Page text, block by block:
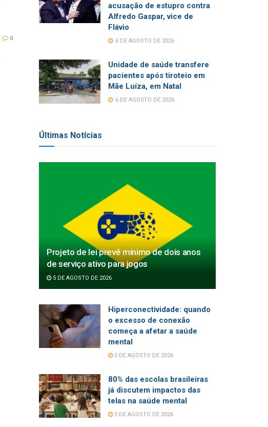
0
acusação de estupro contra
Alfredo Gaspar, vice de
Flávio
6 DE AGOSTO DE 2026
Unidade de saúde transfere
pacientes após tiroteio em
Mãe Luíza, em Natal
6 DE AGOSTO DE 2026
Últimas Notícias
Projeto de lei prevê mínimo de dois anos
de serviço ativo para jogos
5 DE AGOSTO DE 2026
Hiperconectividade: quando
o excesso de conexão
começa a afetar a saúde
mental
5 DE AGOSTO DE 2026
80% das escolas brasileiras
já discutem impactos das
telas na saúde mental
5 DE AGOSTO DE 2026